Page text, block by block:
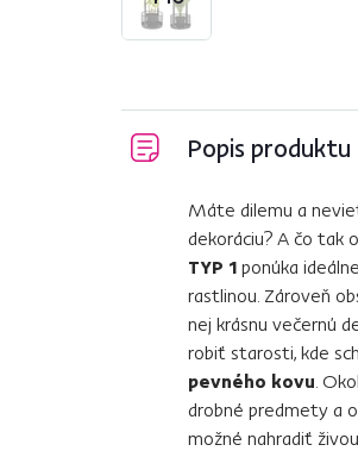
Popis produktu
Máte dilemu a
dekoráciu? A čo tak
TYP 1 ponúka
rastlinou. Zároveň
nej krásnu večernú
robiť starosti, kde
pevného kovu .
drobné predmety a
možné nahradiť živou.